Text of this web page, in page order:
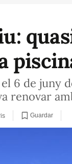
6 de juny
renovar
Guardar